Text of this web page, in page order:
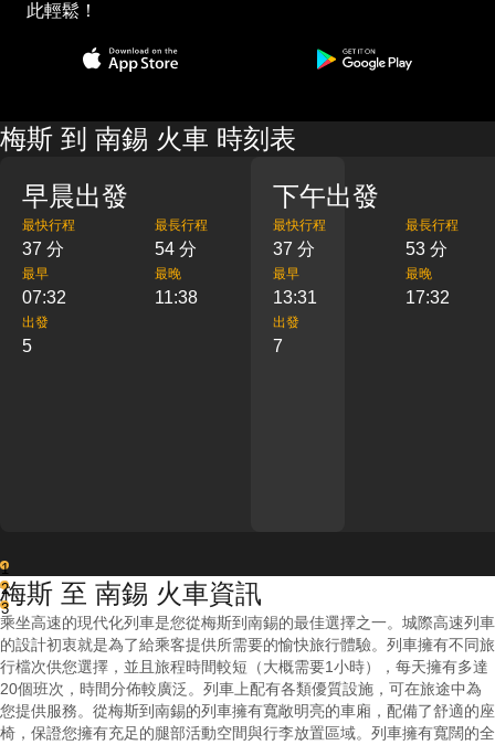
此輕鬆！
梅斯 到 南錫 火車 時刻表
早晨出發
最快行程
37 分
最長行程
54 分
最早
07:32
最晚
11:38
出發
5
下午出發
最快行程
37 分
最長行程
53 分
最早
13:31
最晚
17:32
出發
7
1
2
3
梅斯 至 南錫 火車資訊
乘坐高速的現代化列車是您從梅斯到南錫的最佳選擇之一。城際高速列車
的設計初衷就是為了給乘客提供所需要的愉快旅行體驗。列車擁有不同旅
行檔次供您選擇，並且旅程時間較短（大概需要1小時），每天擁有多達
20個班次，時間分佈較廣泛。列車上配有各類優質設施，可在旅途中為
您提供服務。從梅斯到南錫的列車擁有寬敞明亮的車廂，配備了舒適的座
椅，保證您擁有充足的腿部活動空間與行李放置區域。列車擁有寬闊的全